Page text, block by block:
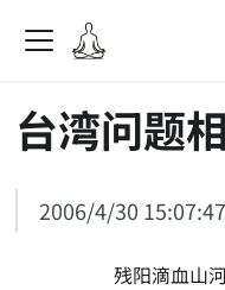
台湾问题
2006/4/30 15:07:47
残阳滴血山